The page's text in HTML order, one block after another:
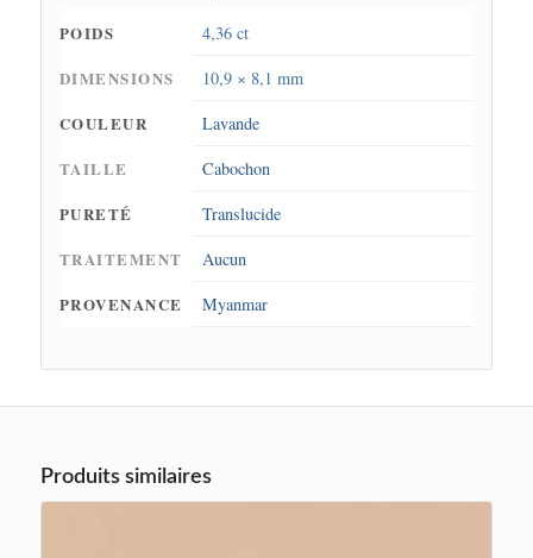
POIDS
4,36 ct
DIMENSIONS
10,9 × 8,1 mm
COULEUR
Lavande
TAILLE
Cabochon
PURETÉ
Translucide
TRAITEMENT
Aucun
PROVENANCE
Myanmar
Produits similaires